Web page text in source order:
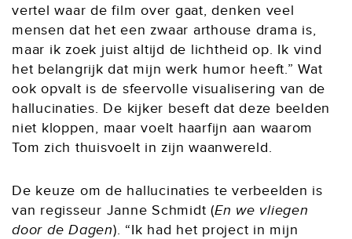
vertel waar de film over gaat, denken veel
mensen dat het een zwaar arthouse drama is,
maar ik zoek juist altijd de lichtheid op. Ik vind
het belangrijk dat mijn werk humor heeft.” Wat
ook opvalt is de sfeervolle visualisering van de
hallucinaties. De kijker beseft dat deze beelden
niet kloppen, maar voelt haarfijn aan waarom
Tom zich thuisvoelt in zijn waanwereld.
De keuze om de hallucinaties te verbeelden is
van regisseur Janne Schmidt (En we vliegen
door deDagen). “Ik had het project in mijn